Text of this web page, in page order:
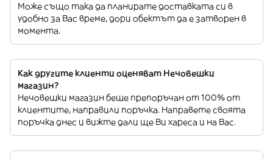
Може също така да планирате доставката си в
удобно за Вас време, дори обектът да е затворен в
момента.
Как другите клиенти оценяват Нечовешки
магазин?
Нечовешки магазин беше препоръчан от 100% от
клиентите, направили поръчка. Направете своята
поръчка днес и вижте дали ще Ви хареса и на Вас.